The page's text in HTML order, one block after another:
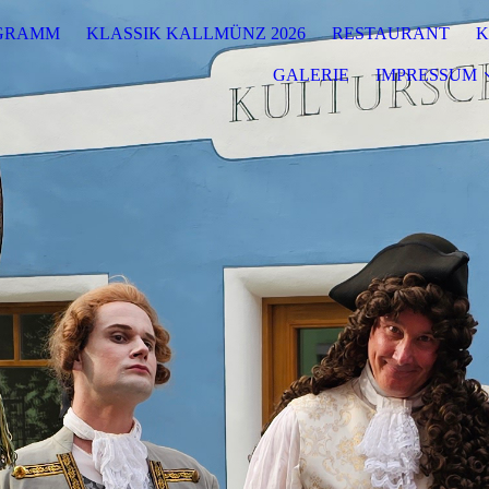
KLASSIK KALLMÜNZ 2026 RESTAURANT
GALERIE IMPRESSUM